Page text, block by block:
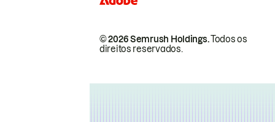
© 2026 Semrush Holdings.Todos os
direitos reservados.